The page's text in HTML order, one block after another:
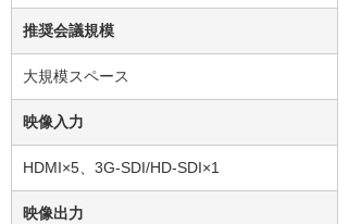
推奨会議規模
大規模スペース
映像入力
HDMI×5、3G-SDI/HD-SDI×1
映像出力